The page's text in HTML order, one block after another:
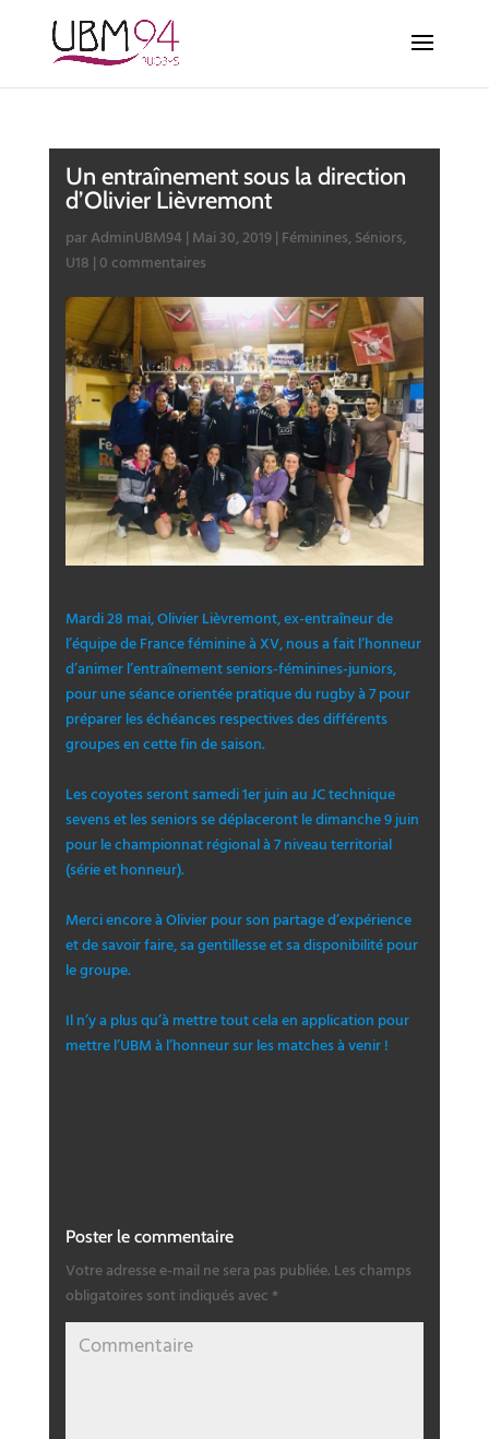
Un entraînement sous la direction
d’Olivier Lièvremont
parAdminUBM94 | Mai 30, 2019| Féminines,Séniors,
U18 | 0 commentaires
Mardi 28 mai, Olivier Lièvremont, ex-entraîneur de
l’équipe de France féminine à XV, nous a fait l’honneur
d’animer l’entraînement seniors-féminines-juniors,
pour une séance orientée pratique du rugby à 7 pour
préparer les échéances respectives des différents
groupes en cette fin de saison.
Les coyotes seront samedi 1er juin au JC technique
sevens et les seniors se déplaceront le dimanche 9 juin
pour le championnat régional à 7 niveau territorial
(série et honneur).
Merci encore à Olivier pour son partage d’expérience
et de savoir faire, sa gentillesse et sa disponibilité pour
le groupe.
Il n’y a plus qu’à mettre tout cela en application pour
mettre l’UBM à l’honneur sur les matches à venir !
Poster le commentaire
Votre adresse e-mail ne sera pas publiée. Les champs
obligatoires sont indiqués avec *